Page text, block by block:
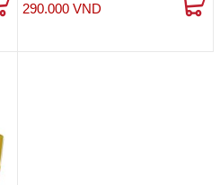
290.000 VND